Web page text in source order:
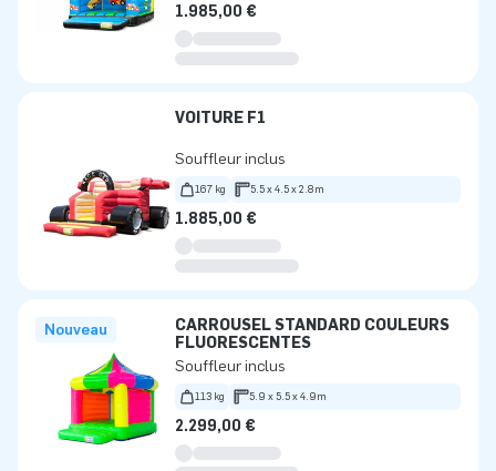
1.985,00 €
VOITURE F1
Souffleur inclus
167 kg 5.5 x 4.5 x 2.8m
1.885,00 €
Nouveau
CARROUSEL STANDARD COULEURS
FLUORESCENTES
Souffleur inclus
113 kg 5.9 x 5.5 x 4.9m
2.299,00 €